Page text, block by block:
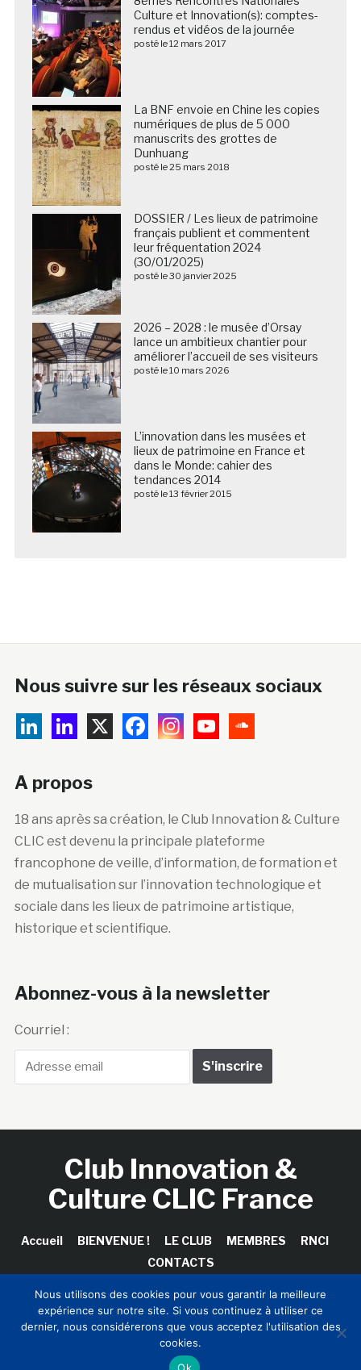
Culture et Innovation(s): comptes-
rendus et vidéos de la journée
posté le 12 mars 2017
La BNF envoie en Chine les copies
numériques de plus de 5 000
manuscrits des grottes de
Dunhuang
posté le 25 mars 2018
DOSSIER / Les lieux de patrimoine
français publient et commentent
leur fréquentation 2024
(30/01/2025)
posté le 30 janvier 2025
2026 – 2028 : le musée d’Orsay
lance un ambitieux chantier pour
améliorer l’accueil de ses visiteurs
posté le 10 mars 2026
L’innovation dans les musées et
lieux de patrimoine en France et
dans le Monde: cahier des
tendances 2014
posté le 13 février 2015
Nous suivre sur les réseaux sociaux
A propos
18 ans après sa création, le Club Innovation & Culture
CLIC est devenu la principale plateforme
francophone de veille, d’information, de formation et
de mutualisation sur l’innovation technologique et
sociale dans les lieux de patrimoine artistique,
historique et scientifique.
Abonnez-vous à la newsletter
Courriel :
Club Innovation &
Culture CLIC France
Accueil BIENVENUE ! LE CLUB MEMBRES
RNCI
CONTACTS
Copyright © 2026 Club Innovation & Culture CLIC France /
Sinapses Conseils
Nous utilisons des cookies pour vous garantir la meilleure
expérience sur notre site. Si vous continuez à utiliser ce
dernier, nous considérerons que vous acceptez l'utilisation des
cookies.
Ok